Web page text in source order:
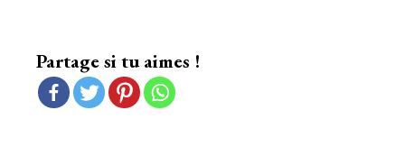
Partage si tu aimes !